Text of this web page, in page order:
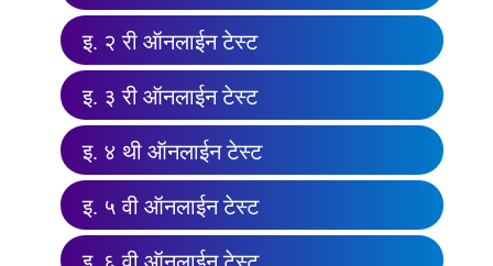
इ. २ री ऑनलाईन टेस्ट
इ. ३ री ऑनलाईन टेस्ट
इ. ४ थी ऑनलाईन टेस्ट
इ. ५ वी ऑनलाईन टेस्ट